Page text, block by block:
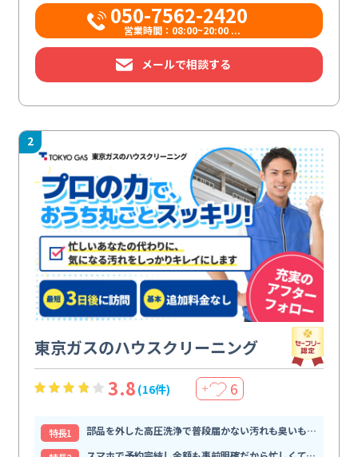
050-7562-2420
営業時間：08:00~20:00 ...
メールで相談する
2
東京ガスのハウスクリーニング
3.8 (16件) ＋ 6
特⻑1
部品を外した高圧洗浄で普段届かない汚れも臭いもすっきり解消